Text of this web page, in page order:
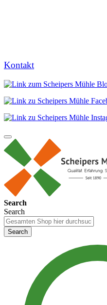
Kontakt
Search
Search
Search